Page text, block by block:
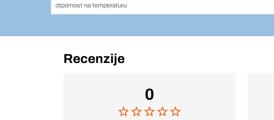
otpornost na temperaturu
Recenzije
0